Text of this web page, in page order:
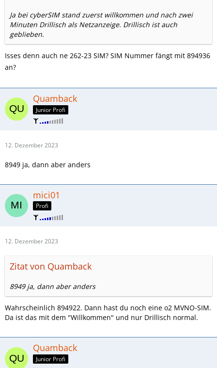
Ja bei cyberSIM stand zuerst willkommen und nach zwei
Minuten Drillisch als Netzanzeige. Drillisch ist auch
geblieben.
Isses denn auch ne 262-23 SIM? SIM Nummer fängt mit 894936
an?
Quamback
Junior Profi
12. Dezember 2023
8949 ja, dann aber anders
mici01
Profi
12. Dezember 2023
Zitat von Quamback
8949 ja, dann aber anders
Wahrscheinlich 894922. Dann hast du noch eine o2 MVNO-SIM.
Da ist das mit dem "Willkommen" und nur Drillisch normal.
Quamback
Junior Profi